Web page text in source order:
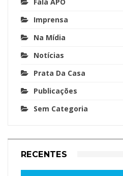
Imprensa
Na Mídia
Notícias
Prata Da Casa
Publicações
Sem Categoria
RECENTES